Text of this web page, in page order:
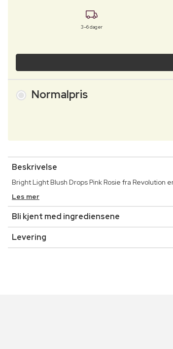
3–6 dager
Normalpris
Beskrivelse
Bright Light Blush Drops Pink Rosie fra
Les mer
Bli kjent med ingrediensene
Levering